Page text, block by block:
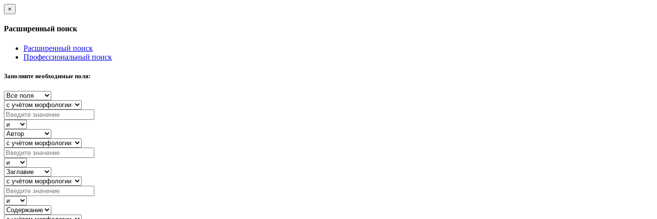
×
Расширенный поиск
Расширенный поиск
Профессиональный поиск
Заполните необходимые поля: